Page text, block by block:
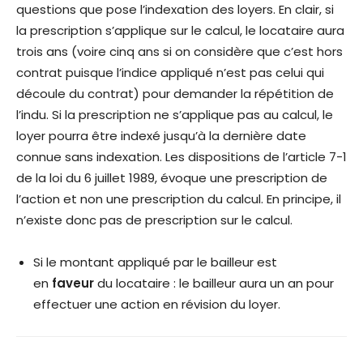
questions que pose l’indexation des loyers. En clair, si
la prescription s’applique sur le calcul, le locataire aura
trois ans (voire cinq ans si on considère que c’est hors
contrat puisque l’indice appliqué n’est pas celui qui
découle du contrat) pour demander la répétition de
l’indu. Si la prescription ne s’applique pas au calcul, le
loyer pourra être indexé jusqu’à la dernière date
connue sans indexation. Les dispositions de l’article 7-1
de la loi du 6 juillet 1989, évoque une prescription de
l’action et non une prescription du calcul. En principe, il
n’existe donc pas de prescription sur le calcul.
Si le montant appliqué par le bailleur est
en faveurdu locataire : le bailleur aura un an pour
effectuer une action en révision du loyer.